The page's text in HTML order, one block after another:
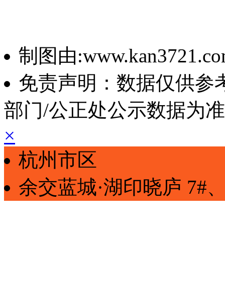
制图由
免责声明：数据仅供参
部门/公正处公示数据为
×
杭州市区
余交蓝城·湖印晓庐 7#